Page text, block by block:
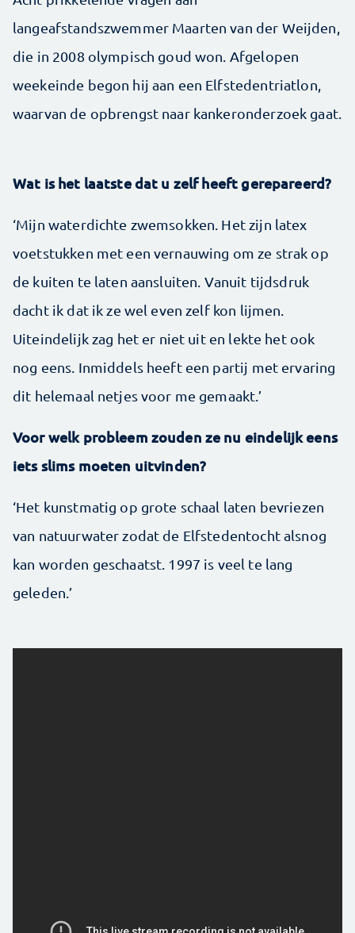
langeafstandszwemmer Maarten van der Weijden,
die in 2008 olympisch goud won. Afgelopen
weekeinde begon hij aan een Elfstedentriatlon,
waarvan de opbrengst naar kankeronderzoek gaat.
Wat is het laatste dat u zelf heeft gerepareerd?
‘Mijn waterdichte zwemsokken. Het zijn latex
voetstukken met een vernauwing om ze strak op
de kuiten te laten aansluiten. Vanuit tijdsdruk
dacht ik dat ik ze wel even zelf kon lijmen.
Uiteindelijk zag het er niet uit en lekte het ook
nog eens. Inmiddels heeft een partij met ervaring
dit helemaal netjes voor me gemaakt.’
Voor welk probleem zouden ze nu eindelijk eens
iets slims moeten uitvinden?
‘Het kunstmatig op grote schaal laten bevriezen
van natuurwater zodat de Elfstedentocht alsnog
kan worden geschaatst. 1997 is veel te lang
geleden.’